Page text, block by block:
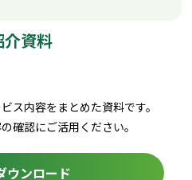
資料
ス内容をまとめた資料です。
確認にご活用ください。
ウンロード